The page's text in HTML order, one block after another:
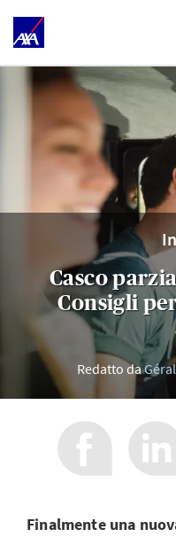
Casco
Consigli
Redatto da
Finalmente una